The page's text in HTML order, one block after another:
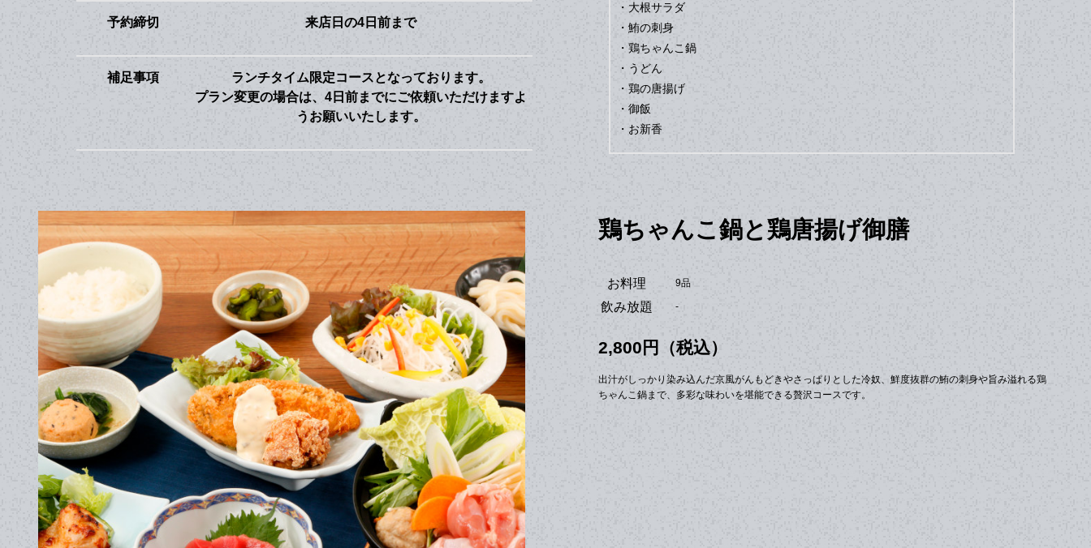
予約締切 来店日の4日前まで
補足事項
ランチタイム限定コースとなっております。
プラン変更の場合は、4日前までにご依頼いただけますよ
うお願いいたします。
・大根サラダ
・鮪の刺身
・鶏ちゃんこ鍋
・うどん
・鶏の唐揚げ
・御飯
・お新香
鶏ちゃんこ鍋と鶏唐揚げ御膳
お料理 9品
飲み放題 -
2,800円（税込）
出汁がしっかり染み込んだ京風がんもどきやさっぱりとした冷奴、鮮度抜群の鮪の刺身や旨み溢れる鶏
ちゃんこ鍋まで、多彩な味わいを堪能できる贅沢コースです。